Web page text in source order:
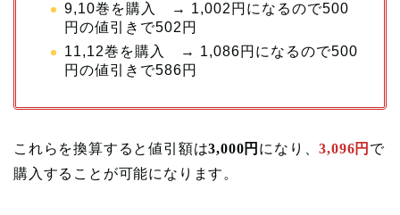
9,10巻を購入 → 1,002円になるので500
円の値引きで502円
11,12巻を購入 → 1,086円になるので500
円の値引きで586円
これらを換算すると値引額は3,000円 になり、3,096円 で
購入することが可能になります。